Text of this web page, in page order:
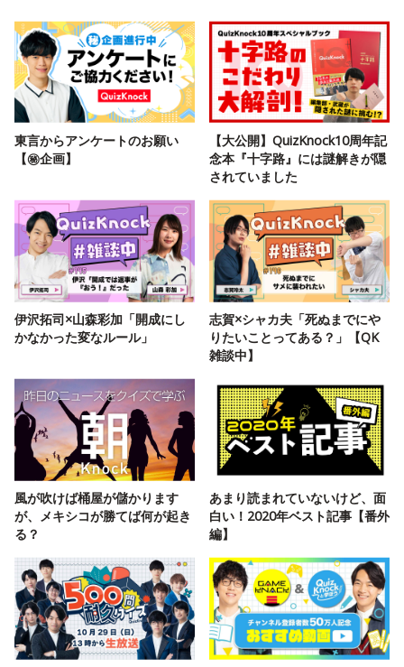
東言からアンケートのお願い
【㊙️企画】
【大公開】QuizKnock10周年記
念本『十字路』には謎解きが隠
されていました
伊沢拓司×山森彩加「開成にし
かなかった変なルール」
志賀×シャカ夫「死ぬまでにや
りたいことってある？」【QK
雑談中】
風が吹けば桶屋が儲かります
が、メキシコが勝てば何が起き
る？
あまり読まれていないけど、面
白い！2020年ベスト記事【番外
編】